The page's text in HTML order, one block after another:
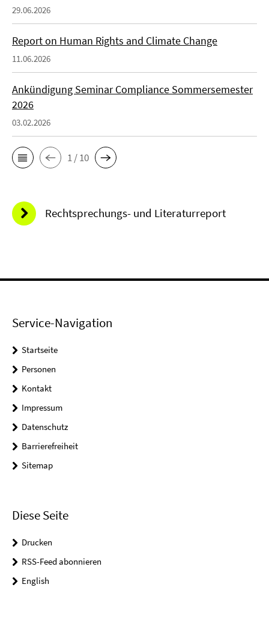
29.06.2026
Report on Human Rights and Climate Change
11.06.2026
Ankündigung Seminar Compliance Sommersemester
2026
03.02.2026
1 / 10
Rechtsprechungs- und Literaturreport
Service-Navigation
Startseite
Personen
Kontakt
Impressum
Datenschutz
Barrierefreiheit
Sitemap
Diese Seite
Drucken
RSS-Feed abonnieren
English